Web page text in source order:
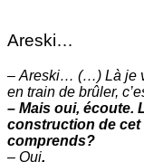
Areski…
– Areski… (…) Là je
en train de brûler,
– Mais oui, écoute.
construction de cet
comprends?
– Oui.